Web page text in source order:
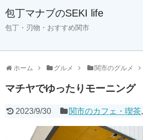
包丁マナブのSEKI life
包丁・刃物・おすすめ関市
ホーム グルメ 関市のグルメ
マチヤでゆったりモーニング
2023/9/30 関市のカフェ・喫茶,